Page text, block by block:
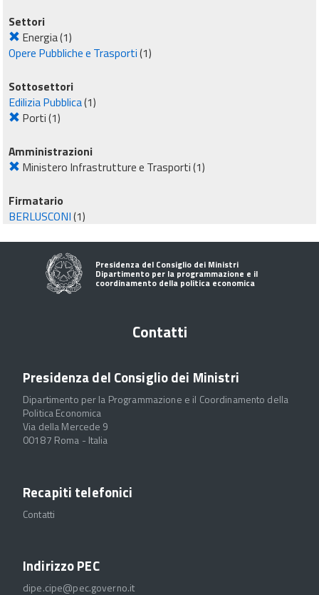
Settori
Energia(1)
Opere Pubbliche e Trasporti(1)
Sottosettori
Edilizia Pubblica(1)
Porti(1)
Amministrazioni
Ministero Infrastrutture e Trasporti(1)
Firmatario
BERLUSCONI(1)
Presidenza del Consiglio dei Ministri
Dipartimento per la programmazione e il
coordinamento della politica economica
Contatti
Presidenza del Consiglio dei Ministri
Dipartimento per la Programmazione e il Coordinamento della
Politica Economica
Via della Mercede 9
00187 Roma - Italia
Recapiti telefonici
Contatti
Indirizzo PEC
dipe.cipe@pec.governo.it